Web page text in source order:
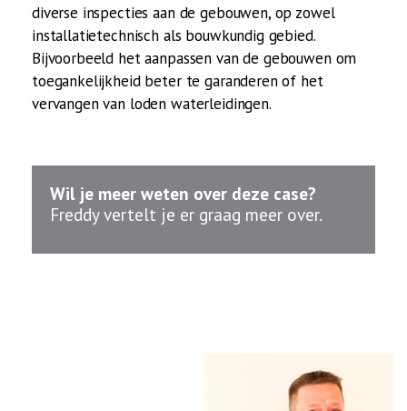
diverse inspecties aan de gebouwen, op zowel
installatietechnisch als bouwkundig gebied.
Bijvoorbeeld het aanpassen van de gebouwen om
toegankelijkheid beter te garanderen of het
vervangen van loden waterleidingen.
Wil je meer weten over deze case?
Freddy vertelt je er graag meer over.